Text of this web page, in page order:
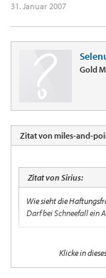
31. Januar 2007
Gold
Zitat von miles-and-
Zitat von Sirius:
Wie sieht die
Darf bei Schneefall ein
natürlich kannst Du ein
Klicke in